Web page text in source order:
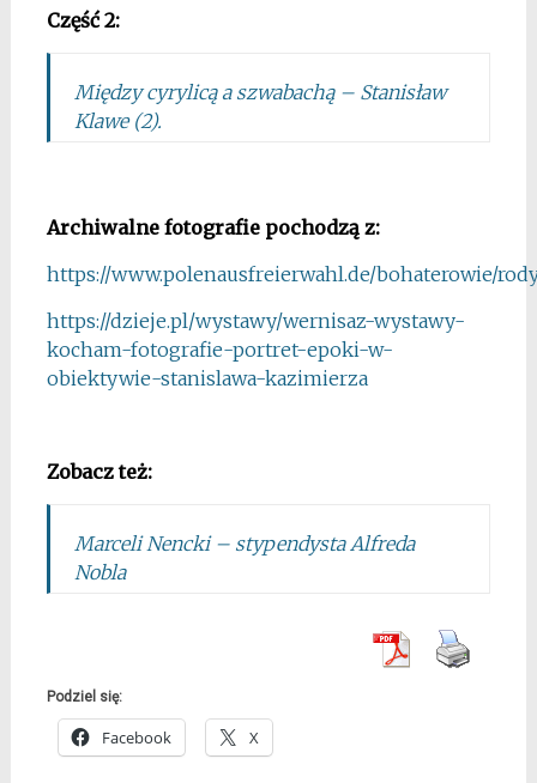
Część 2:
Między cyrylicą a szwabachą – Stanisław
Klawe (2).
Archiwalne fotografie pochodzą z:
https://www.polenausfreierwahl.de/bohaterowie/
https://dzieje.pl/wystawy/wernisaz-wystawy-
kocham-fotografie-portret-epoki-w-
obiektywie-stanislawa-kazimierza
Zobacz też:
Marceli Nencki – stypendysta Alfreda
Nobla
Podziel się:
Facebook X